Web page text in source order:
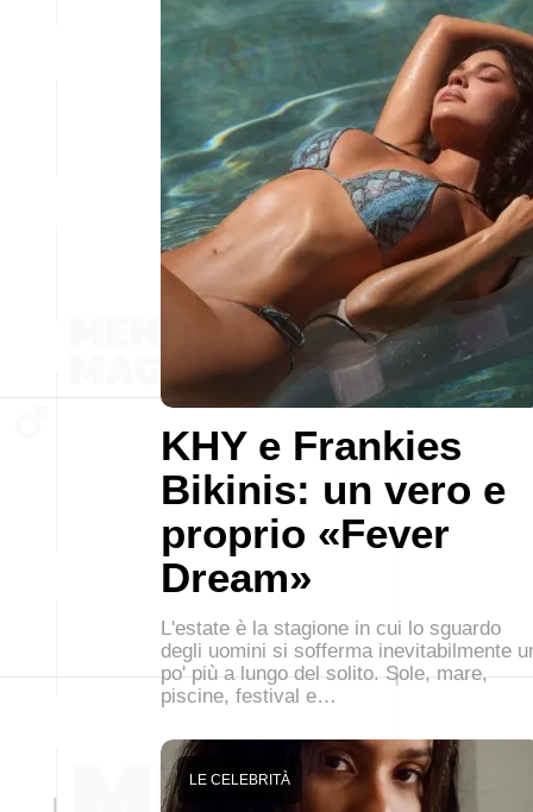
KHY e Frankies
Bikinis: un vero e
proprio «Fever
Dream»
L'estate è la stagione in cui lo sguardo
degli uomini si sofferma inevitabilmente
po' più a lungo del solito. Sole, mare,
piscine, festival e…
LE CELEBRITÀ